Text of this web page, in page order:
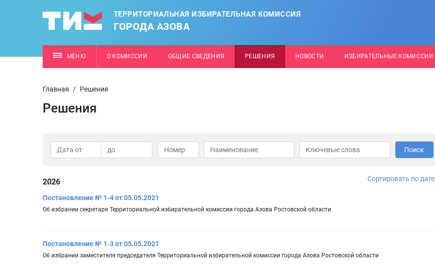
ТЕРРИТОРИАЛЬНАЯ ИЗБИРАТЕЛЬНАЯ КОМИССИЯ
ГОРОДА АЗОВА
МЕНЮ О КОМИССИИ ОБЩИЕ СВЕДЕНИЯ РЕШЕНИЯ НОВОСТИ ИЗБИРАТЕЛЬНЫЕ КОМИССИИ
Главная / Решения
Решения
Поиск
2026 Сортировать по дате
Постановление № 1-4 от 05.05.2021
Об избрании секретаря Территориальной избирательной комиссии города Азова Ростовской области
Постановление № 1-3 от 05.05.2021
Об избрании заместителя председателя Территориальной избирательной комиссии города Азова Ростовской области